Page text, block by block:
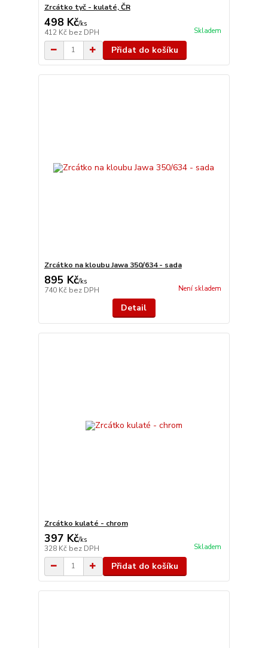
Zrcátko tyč - kulaté, ČR
498 Kč/ks
412 Kč bez DPH Skladem
Přidat do košíku
Zrcátko na kloubu Jawa 350/634 - sada
895 Kč/ks
740 Kč bez DPH Není skladem
Detail
Zrcátko kulaté - chrom
397 Kč/ks
328 Kč bez DPH Skladem
Přidat do košíku